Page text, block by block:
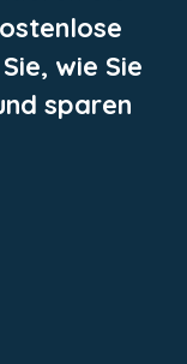
wie Sie
sparen